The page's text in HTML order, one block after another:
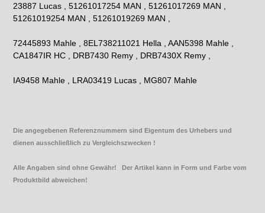
23887 Lucas , 51261017254 MAN , 51261017269 MAN ,
51261019254 MAN , 51261019269 MAN ,
72445893 Mahle , 8EL738211021 Hella , AAN5398 Mahle ,
CA1847IR HC , DRB7430 Remy , DRB7430X Remy ,
IA9458 Mahle , LRA03419 Lucas , MG807 Mahle
Die angegebenen Referenznummern sind Eigentum des Urhebers und
dienen ausschließlich zu Vergleichszwecken !
Alle Angaben sind ohne Gewähr! Der Artikel kann in Form und Farbe vom
Produktbild abweichen!